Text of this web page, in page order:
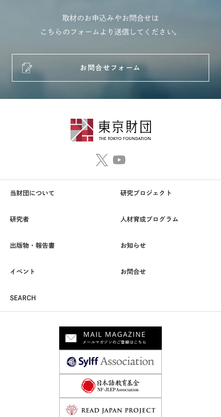
取材のお申込みやお問合せは
こちらのフォームより送信してください。
お問合せフォーム
当財団について 研究プロジェクト
研究者 人材育成プログラム
出版物・報告書 お知らせ
イベント お問合せ
SEARCH